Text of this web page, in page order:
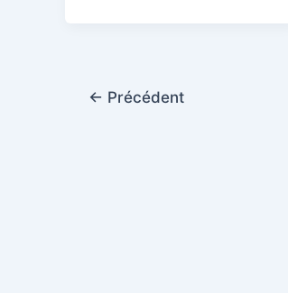
← Précédent